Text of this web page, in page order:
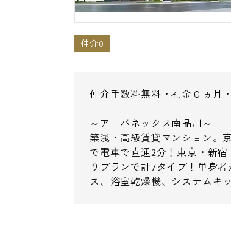
仲介0
仲介手数料無料・礼金０ヵ月
～アーバネックス南品川～
築浅・高級賃貸マンション。
で電車で直通2分！東京・新
りプランで計7タイプ！単身
ス、浴室乾燥機、システムキ